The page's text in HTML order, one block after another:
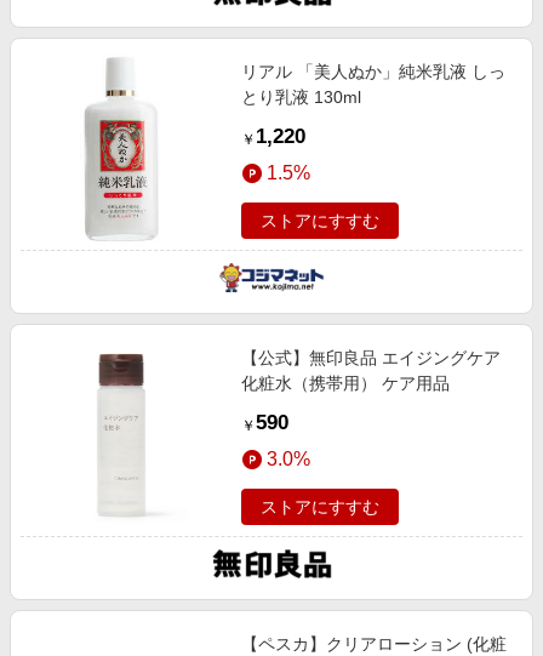
リアル 「美人ぬか」純米乳液 しっ
とり乳液 130ml
￥ 1,220
1.5%
ストアにすすむ
【公式】無印良品 エイジングケア
化粧水（携帯用） ケア用品
￥ 590
3.0%
ストアにすすむ
【ペスカ】クリアローション (化粧